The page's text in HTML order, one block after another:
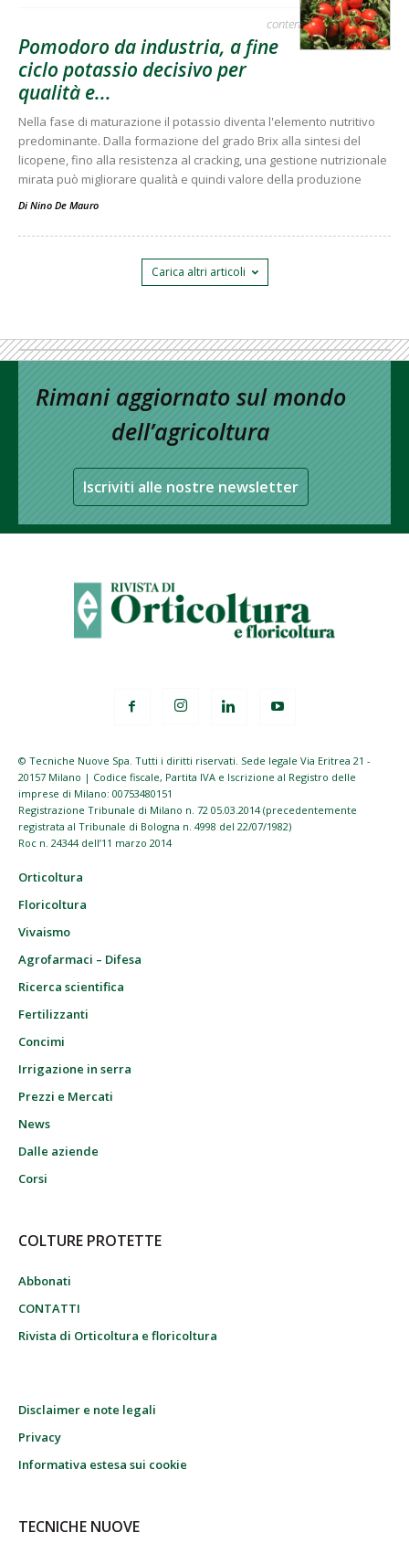
contenuto sponsorizzato
Pomodoro da industria, a fine
ciclo potassio decisivo per
qualità e...
Nella fase di maturazione il potassio diventa l'elemento nutritivo
predominante. Dalla formazione del grado Brix alla sintesi del
licopene, fino alla resistenza al cracking, una gestione nutrizionale
mirata può migliorare qualità e quindi valore della produzione
Di Nino De Mauro
Carica altri articoli
Rimani aggiornato sul mondo
dell’agricoltura
Iscriviti alle nostre newsletter
© Tecniche Nuove Spa. Tutti i diritti riservati. Sede legale Via Eritrea 21 -
20157 Milano | Codice fiscale, Partita IVA e Iscrizione al Registro delle
imprese di Milano: 00753480151
Registrazione Tribunale di Milano n. 72 05.03.2014 (precedentemente
registrata al Tribunale di Bologna n. 4998 del 22/07/1982)
Roc n. 24344 dell’11 marzo 2014
Orticoltura
Floricoltura
Vivaismo
Agrofarmaci – Difesa
Ricerca scientifica
Fertilizzanti
Concimi
Irrigazione in serra
Prezzi e Mercati
News
Dalle aziende
Corsi
COLTURE PROTETTE
Abbonati
CONTATTI
Rivista di Orticoltura e floricoltura
Disclaimer e note legali
Privacy
Informativa estesa sui cookie
TECNICHE NUOVE